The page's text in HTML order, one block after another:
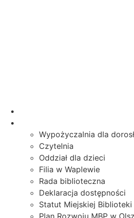
Wypożyczalnia dla
Czytelnia
Oddział dla dzieci
Filia w Waplewie
Rada biblioteczna
Deklaracja dostępności
Statut Miejskiej